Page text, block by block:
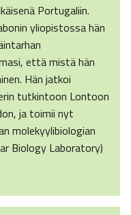
Portugaliin.
yliopistossa hän
että mistä hän
Hän jatkoi
tutkintoon Lontoon
ja toimii nyt
molekyylibiologian
Biology Laboratory)